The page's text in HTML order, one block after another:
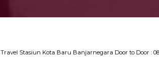
Travel Stasiun Kota Baru Banjarnegara Door to Door :